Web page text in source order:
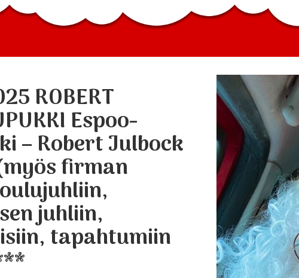
ROBERT
Espoo-
– Robert Julbock
firman
juhliin,
tapahtumiin